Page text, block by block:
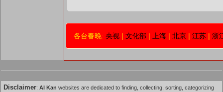
各台春晚: 央视 | 文化部 | 上海 | 北京 | 江苏 | 浙
Disclaimer: AI Kan websites are dedicated to finding, collecting, sorting, categorizing